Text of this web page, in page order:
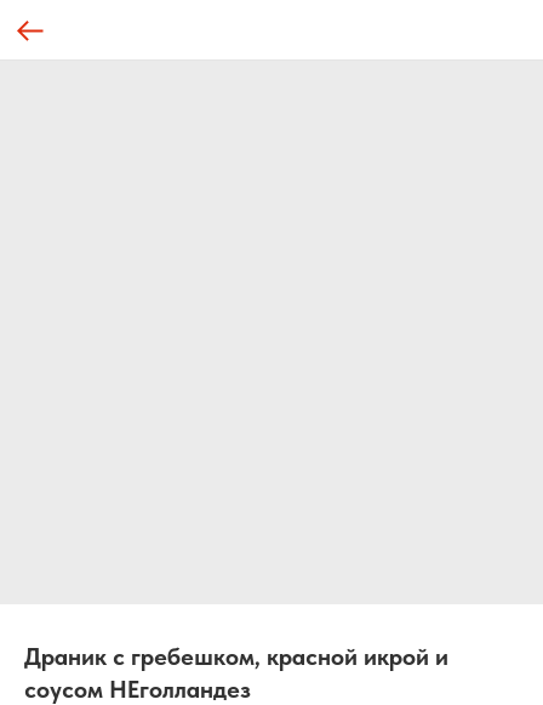
Драник с гребешком, красной икрой и
соусом НЕголландез